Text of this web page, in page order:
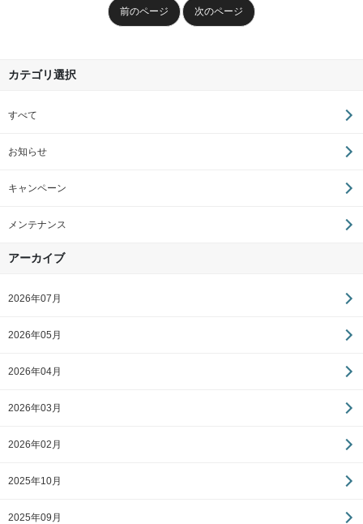
前のページ 次のページ
カテゴリ選択
すべて
お知らせ
キャンペーン
メンテナンス
アーカイブ
2026年07月
2026年05月
2026年04月
2026年03月
2026年02月
2025年10月
2025年09月